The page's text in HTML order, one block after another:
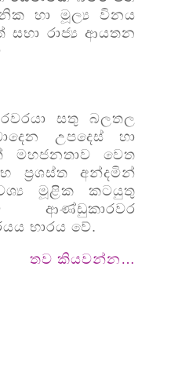
හා මූල්‍ය විනය
සභා රාජ්‍ය ආයතන
සතු බලතල
උපදෙස් හා
මහජනතාව වෙත
ප්‍රශස්ත අන්දමින්
මූළික කටයුතු
ආණ්ඩුකාරවර
භාරය වේ.
තව කියවන්න…